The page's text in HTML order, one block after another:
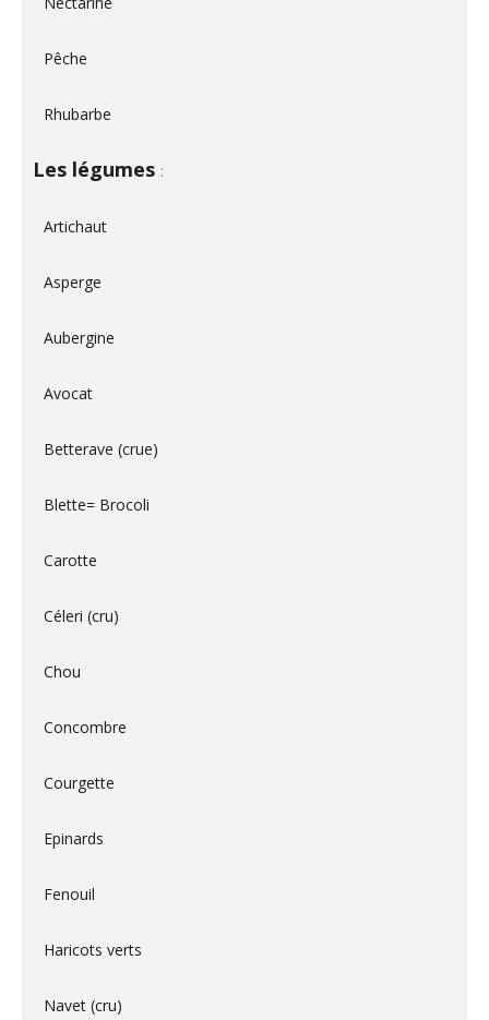
Pêche
Rhubarbe
Les légumes :
Artichaut
Asperge
Aubergine
Avocat
Betterave (crue)
Blette= Brocoli
Carotte
Céleri (cru)
Chou
Concombre
Courgette
Epinards
Fenouil
Haricots verts
Navet (cru)